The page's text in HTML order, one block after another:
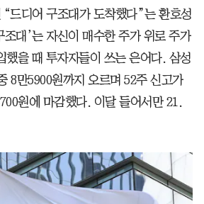
드디어 구조대가 도착했다”는 환호성
조대’는 자신이 매수한 주가 위로 주가
했을 때 투자자들이 쓰는 은어다. 삼성
8만5900원까지 오르며 52주 신고가
원에 마감했다. 이달 들어서만 21.